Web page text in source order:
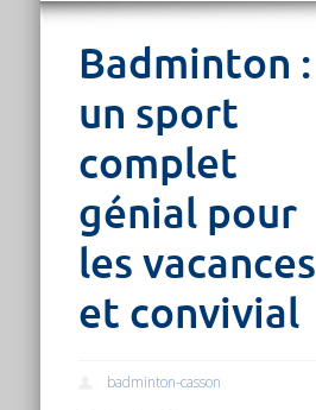
Badminton :
un sport
complet
génial pour
les vacances
et convivial
badminton-casson